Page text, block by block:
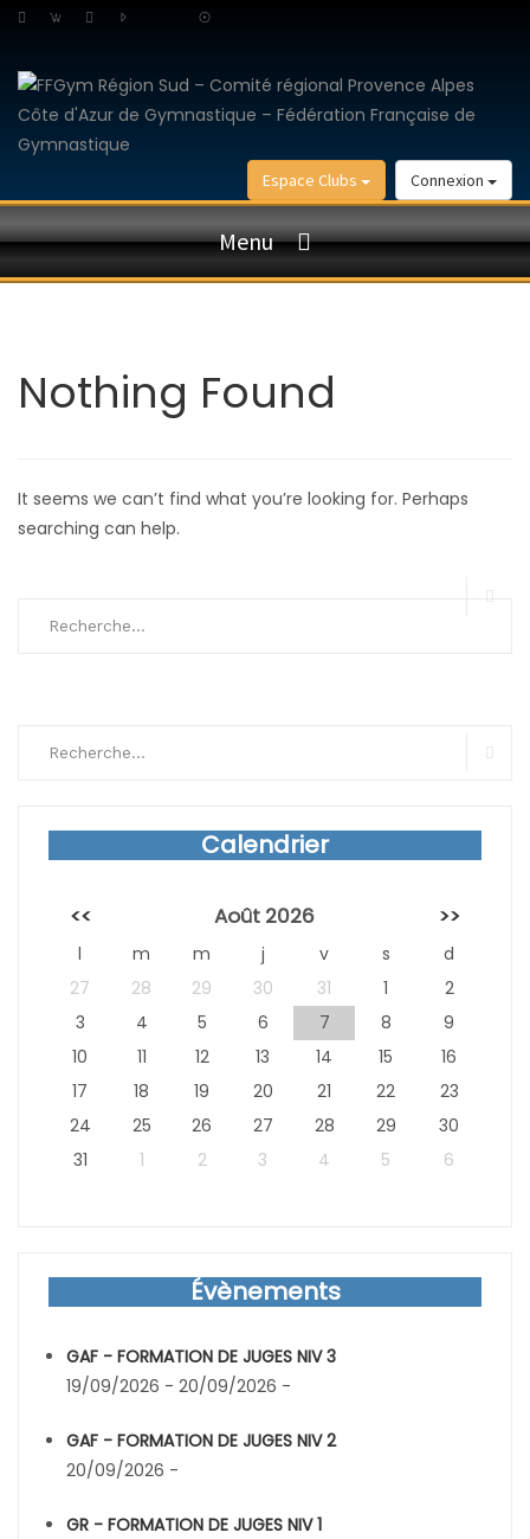
Connexion
Espace Clubs
Menu
Nothing Found
It seems we can’t find what you’re looking for. Perhaps
searching can help.
Calendrier
<< Août 2026 >>
l m m j v s
d
27
28 29 30 31 1
2
3
4 5 6 7 8
9
10
11 12 13 14 15
16
17
18 19 20 21 22
23
24
25 26 27 28 29
30
31
1 2 3 4 5 6
Évènements
GAF - FORMATION DE JUGES NIV 3
19/09/2026 - 20/09/2026 -
GAF - FORMATION DE JUGES NIV 2
20/09/2026 -
GR - FORMATION DE JUGES NIV 1